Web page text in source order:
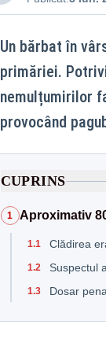
Un bărbat în
primăriei.
nemulțumirilor
provocând
CUPRINS
1 Aproximativ
1.1 Clădirea
1.2 Suspectul
1.3 Dosar